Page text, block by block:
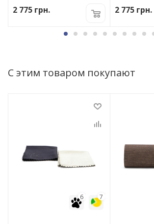
2 775 грн. 2 775 грн.
С этим товаром покупают
7
6